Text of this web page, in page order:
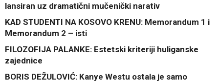
lansiran uz dramatični mučenički narativ
KAD STUDENTI NA KOSOVO KRENU: Memorandum 1 i
Memorandum 2 – isti
FILOZOFIJA PALANKE: Estetski kriteriji huliganske
zajednice
BORIS DEŽULOVIĆ: Kanye Westu ostala je samo